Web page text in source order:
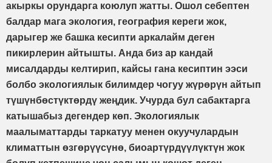
акыркы орундарга коюлуп жатты. Ошол себептен
балдар мага экология, география кереги жок,
дарыгер же башка кесипти аркалайм деген
пикирлерин айтышты. Анда биз ар кандай
мисалдарды келтирип, кайсы гана кесиптин ээси
болбо экологиялык билимдер чогуу жүрөрүн айтып
түшүнбөстүктөрдү жеңдик. Учурда бул сабактарга
катышабыз дегендер көп. Экологиялык
маалыматтарды таркатуу менен окуучулардын
климаттын өзгөрүүсүнө, биоартүрдүүлүктүн жок